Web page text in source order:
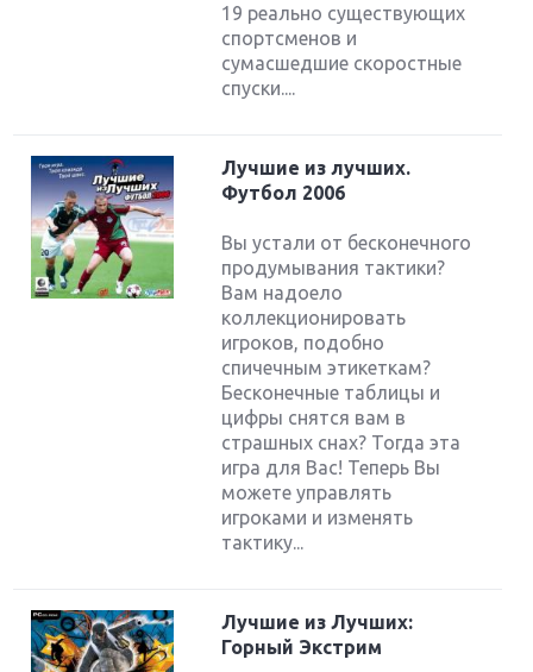
19 реально существующих
спортсменов и
сумасшедшие скоростные
спуски....
Лучшие из лучших.
Футбол 2006
Вы устали от бесконечного
продумывания тактики?
Вам надоело
коллекционировать
игроков, подобно
спичечным этикеткам?
Бесконечные таблицы и
цифры снятся вам в
страшных снах? Тогда эта
игра для Вас! Теперь Вы
можете управлять
игроками и изменять
тактику...
Лучшие из Лучших:
Горный Экстрим